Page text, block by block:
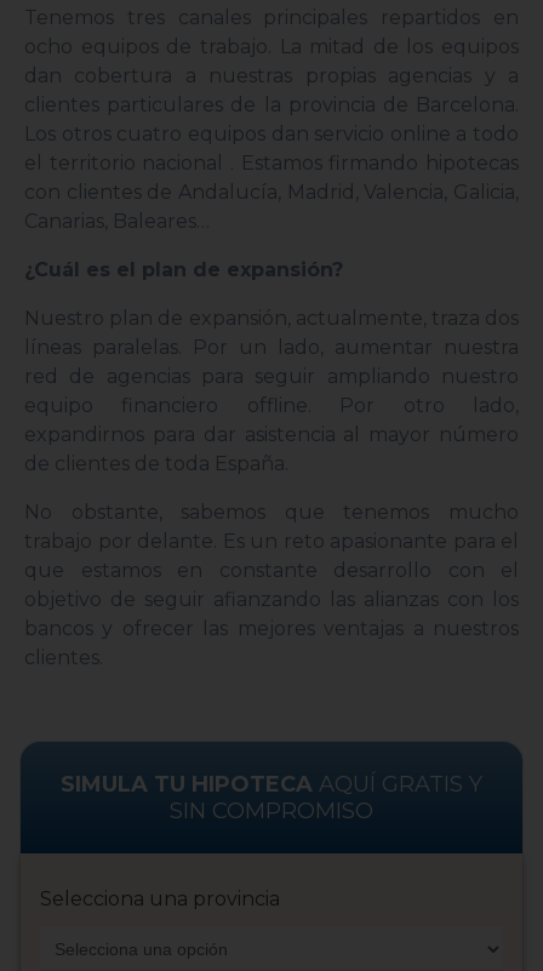
Tenemos tres canales principales repartidos en
ocho equipos de trabajo. La mitad de los equipos
dan cobertura a nuestras propias agencias y a
clientes particulares de la provincia de Barcelona.
Los otros cuatro equipos dan servicio online a todo
el territorio nacional . Estamos firmando hipotecas
con clientes de Andalucía, Madrid, Valencia, Galicia,
Canarias, Baleares…
¿Cuál es el plan de expansión?
Nuestro plan de expansión, actualmente, traza dos
líneas paralelas. Por un lado, aumentar nuestra
red de agencias para seguir ampliando nuestro
equipo financiero offline. Por otro lado,
expandirnos para dar asistencia al mayor número
de clientes de toda España.
No obstante, sabemos que tenemos mucho
trabajo por delante. Es un reto apasionante para el
que estamos en constante desarrollo con el
objetivo de seguir afianzando las alianzas con los
bancos y ofrecer las mejores ventajas a nuestros
clientes.
SIMULA TU HIPOTECA AQUÍ GRATIS Y
SIN COMPROMISO
Selecciona una provincia